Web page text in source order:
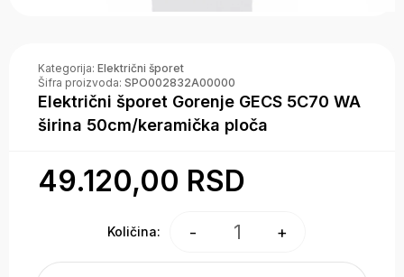
Kategorija: Električni šporet
Šifra proizvoda: SPO002832A00000
Električni šporet Gorenje GECS 5C70 WA
širina 50cm/keramička ploča
49.120,00 RSD
Količina: - 1 +